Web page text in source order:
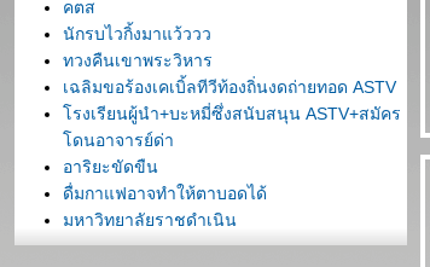
คตส
นักรบไวกิ้งมาแว้ววว
ทวงคืนเขาพระวิหาร
เฉลิมขอร้องเคเบิ้ลทีวีท้องถิ่นงดถ่ายทอด ASTV
รงเรียนผู้นำ+บะหมี่ซึ่งสนับสนุน ASTV+สมัคร
ดนอาจารย์ด่า
อาริยะขัดขืน
ดื่มกาแฟอาจทำให้ตาบอดได้
มหาวิทยาลัยราชดำเนิน
พันธมิตรกับยูโร 2008